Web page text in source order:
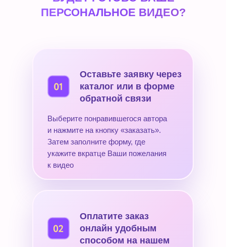
ПЕРСОНАЛЬНОЕ ВИДЕО?
Выберите понравившегося автора
и нажмите на кнопку «заказать».
Затем заполните форму, где
укажите вкратце Ваши пожелания
к видео
Оставьте заявку через
каталог или в форме
обратной связи
Оплатите заказ
онлайн удобным
способом на нашем